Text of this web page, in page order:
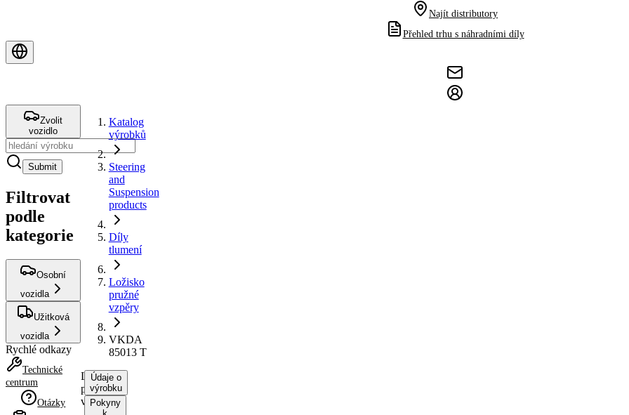
Najít distributory
Přehled trhu s náhradními díly
Zvolit
vozidlo
Submit
Filtrovat
podle
kategorie
Osobní
vozidla
Užitková
vozidla
Rychlé odkazy
Technické
centrum
Otázky
Katalog
výrobků
Steering
and
Suspension
products
Díly
tlumení
Ložisko
pružné
vzpěry
VKDA
85013 T
Ložisko
pružné
vzpěry
Údaje o
výrobku
Pokyny